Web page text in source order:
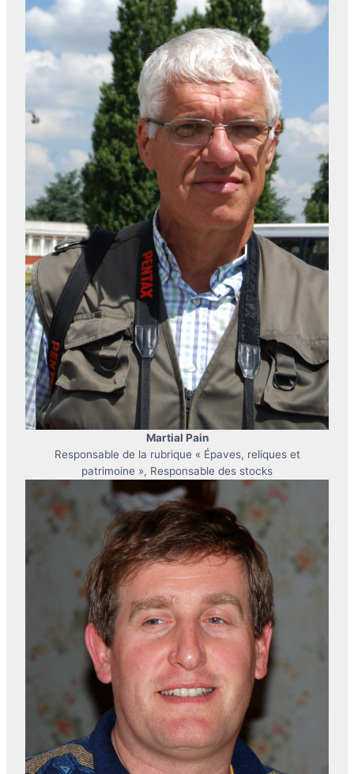
Martial Pain
Responsable de la rubrique « Épaves, reliques et
patrimoine », Responsable des stocks